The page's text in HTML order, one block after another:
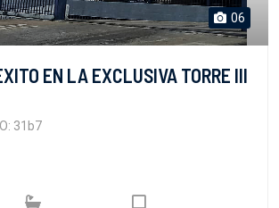
06
EN LA EXCLUSIVA TORRE III
31b7